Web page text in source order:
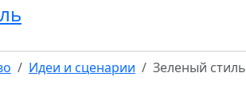
Идеи и сценарии Зеленый стиль